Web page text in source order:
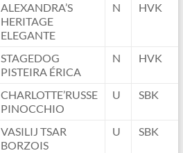
ALEXANDRA’S
HERITAGE
ELEGANTE
N HVK
STAGEDOG
PISTEIRA ÉRICA
N HVK
CHARLOTTE’RUSSE
PINOCCHIO
U SBK
VASILIJ TSAR
BORZOIS
U SBK